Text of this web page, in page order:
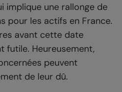
implique une rallonge de
pour les actifs en France.
avant cette date
futile. Heureusement,
peuvent
de leur dû.